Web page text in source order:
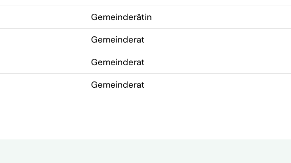
Gemeinderätin
Gemeinderat
Gemeinderat
Gemeinderat